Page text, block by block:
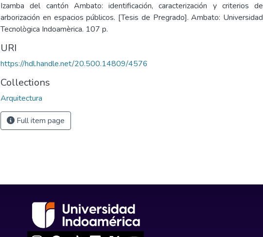
Izamba del cantón Ambato: identificación, caracterización y criterios de
arborización en espacios públicos. [Tesis de Pregrado]. Ambato: Universidad
Tecnològica Indoamèrica. 107 p.
URI
https://hdl.handle.net/20.500.14809/4576
Collections
Arquitectura
Full item page